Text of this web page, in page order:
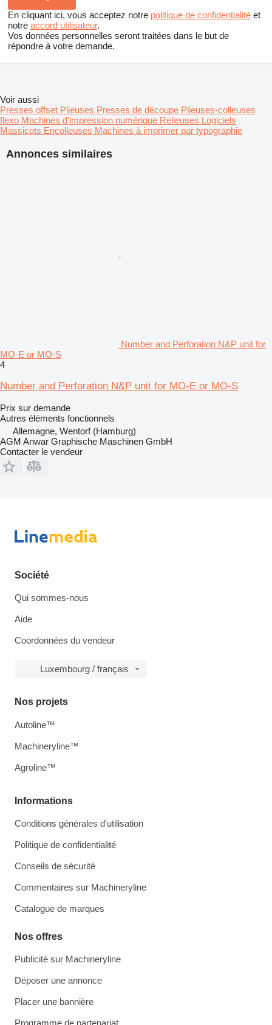
En cliquant ici, vous acceptez notre politique de confidentialité et
notre accord utilisateur.
Vos données personnelles seront traitées dans le but de
répondre à votre demande.
Annonces similaires
Number and Perforation N&P unit for
MO-E or MO-S
4
Number and Perforation N&P unit for MO-E or MO-S
Prix sur demande
Autres éléments fonctionnels
Allemagne, Wentorf (Hamburg)
AGM Anwar Graphische Maschinen GmbH
Contacter le vendeur
Voir aussi
Presses offset Plieuses Presses de découpe Plieuses-colleuses
flexo Machines d'impression numérique Relieuses Logiciels
Massicots Encolleuses Machines à imprimer par typographie
Société
Qui sommes-nous
Aide
Coordonnées du vendeur
Luxembourg / français
Informations
Conditions générales d'utilisation
Politique de confidentialité
Conseils de sécurité
Commentaires sur Machineryline
Catalogue de marques
Nos offres
Publicité sur Machineryline
Déposer une annonce
Placer une bannière
Programme de partenariat
Nos projets
Autoline™
Machineryline™
Agroline™